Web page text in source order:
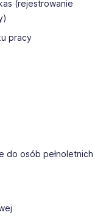
wpisana pod nr
osób do pracy
(rejestrowanie
pracy
do osób pełnoletnich